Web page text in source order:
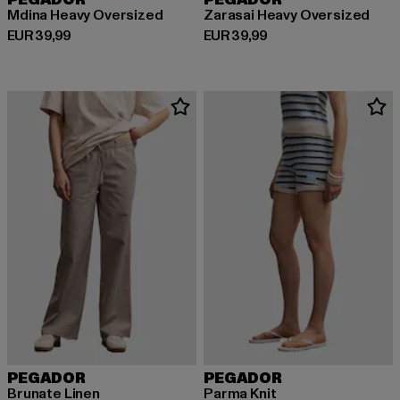
Mdina Heavy Oversized
EUR 39,99
Derzeitiger Preis: EUR 39,99
Zarasai Heavy Oversized
EUR 39,99
Derzeitiger Preis: EUR 39,99
PEGADOR
Brunate Linen
PEGADOR
Parma Knit